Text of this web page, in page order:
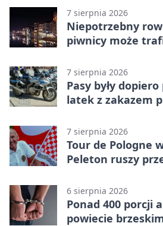
7 sierpnia 2026
Niepotrzebny
piwnicy może
7 sierpnia 2026
Pasy były
latek z zakazem
7 sierpnia 2026
Tour de Pologne
Peleton ruszy
6 sierpnia 2026
Ponad 400 porcji
powiecie